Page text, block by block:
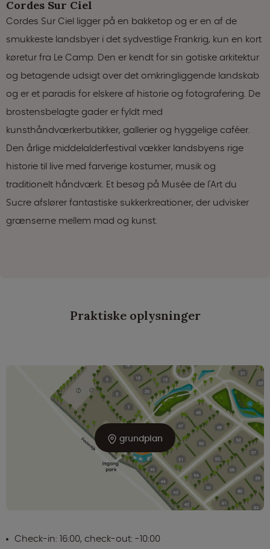
Cordes Sur Ciel
Cordes Sur Ciel ligger på en bakketop og er en af de
smukkeste landsbyer i det sydvestlige Frankrig, kun en kort
køretur fra Le Camp. Den er kendt for sin gotiske arkitektur
og betagende udsigt over det omkringliggende landskab
og er et paradis for elskere af historie og fotografering. De
brostensbelagte gader er fyldt med
kunsthåndværkerbutikker, gallerier og hyggelige caféer.
Den årlige middelalderfestival vækker landsbyens rige
historie til live med farverige kostumer, musik og
traditionelt håndværk. Et besøg på Musée de l'Art du
Sucre afslører fantastiske sukkerkreationer, der udvisker
grænserne mellem mad og kunst.
Praktiske oplysninger
grundplan
Check-in: 16:00, check-out: -10:00